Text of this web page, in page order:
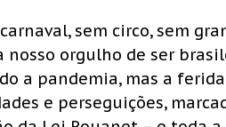
sem circo, sem
orgulho de ser
a pandemia, mas a
e perseguições,